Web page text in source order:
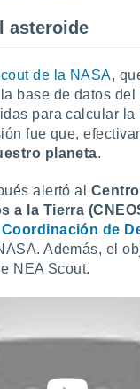
asteroide
de la NASA,
base de datos
para calcular la
fue que,
planeta.
alertó al
a la Tierra
Coordinación de
Además, el
NEA Scout.